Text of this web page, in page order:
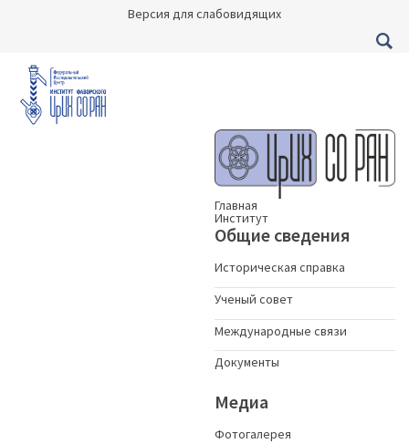
Версия для слабовидящих
Главная
Институт
Общие сведения
Историческая справка
Ученый совет
Международные связи
Документы
Медиа
Фотогалерея